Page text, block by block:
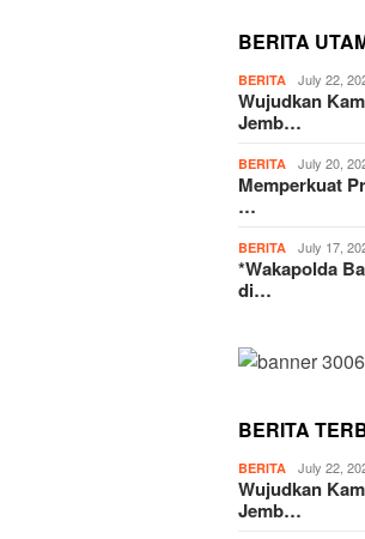
BERITA
BERITA July 22,
Wujudkan
Jemb…
BERITA July 20,
Memperkuat
…
BERITA July 17,
*Wakapolda
di…
BERITA
BERITA July 22,
Wujudkan
Jemb…